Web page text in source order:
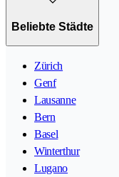
Beliebte Städte
Zürich
Genf
Lausanne
Bern
Basel
Winterthur
Lugano